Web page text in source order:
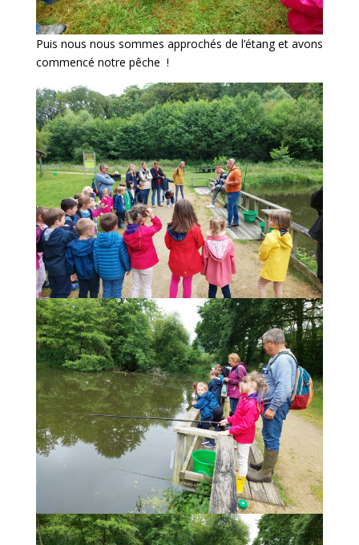
Puis nous nous sommes approchés de l’étang et avons
commencé notre pêche !